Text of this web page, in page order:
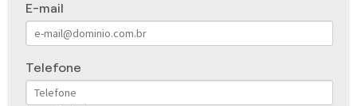
E-mail
Telefone